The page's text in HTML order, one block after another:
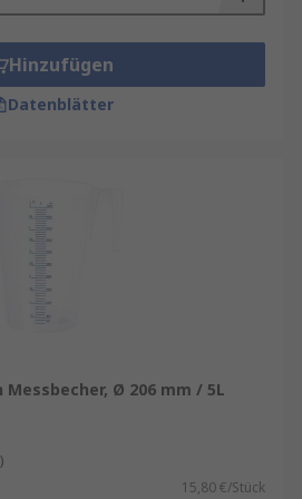
für allgemeine
Belastungen
für robuste
Prozessen,
sowie technischen
Hinzufügen
Datenblätter
Messbecher, Ø 206 mm / 5L
15,80 €/Stück